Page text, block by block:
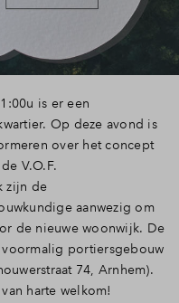
is er een
Op deze avond is
over het concept
V.O.F.
zijn de
aanwezig om
de nieuwe woonwijk. De
portiersgebouw
74, Arnhem).
harte welkom!